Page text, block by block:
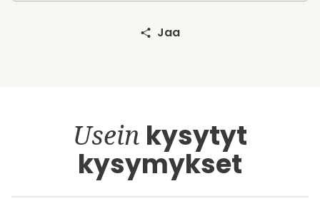
Jaa
Usein kysytyt
kysymykset